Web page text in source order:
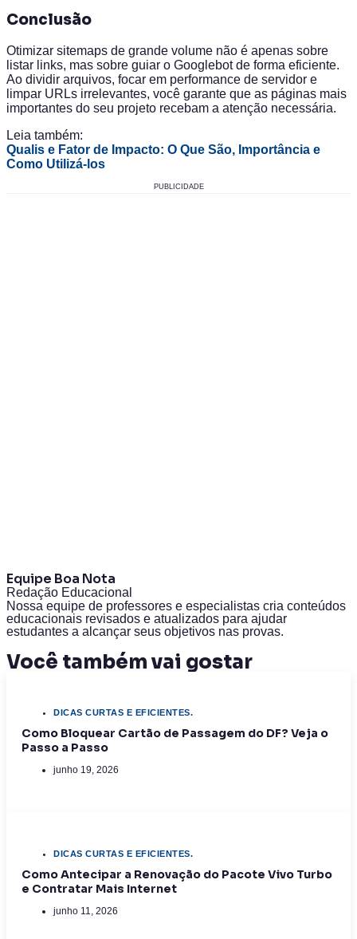
Conclusão
Otimizar sitemaps de grande volume não é apenas sobre
listar links, mas sobre guiar o Googlebot de forma eficiente.
Ao dividir arquivos, focar em performance de servidor e
limpar URLs irrelevantes, você garante que as páginas mais
importantes do seu projeto recebam a atenção necessária.
Leia também:
Qualis e Fator de Impacto: O Que São, Importância e
Como Utilizá-los
PUBLICIDADE
Equipe Boa Nota
Redação Educacional
Nossa equipe de professores e especialistas cria conteúdos
educacionais revisados e atualizados para ajudar
estudantes a alcançar seus objetivos nas provas.
Você também vai gostar
DICAS CURTAS E EFICIENTES.
Como Bloquear Cartão de Passagem do DF? Veja o
Passo a Passo
junho 19, 2026
DICAS CURTAS E EFICIENTES.
Como Antecipar a Renovação do Pacote Vivo Turbo
e Contratar Mais Internet
junho 11, 2026